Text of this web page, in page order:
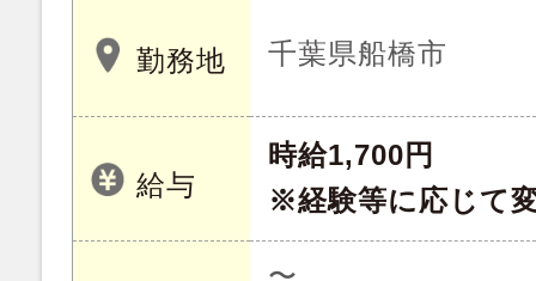
勤務地 千葉県船橋市
給与
時給1,700円
※経験等に応じて